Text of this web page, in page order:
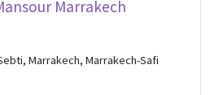
Marrakech
Marrakech, Marrakech-Safi